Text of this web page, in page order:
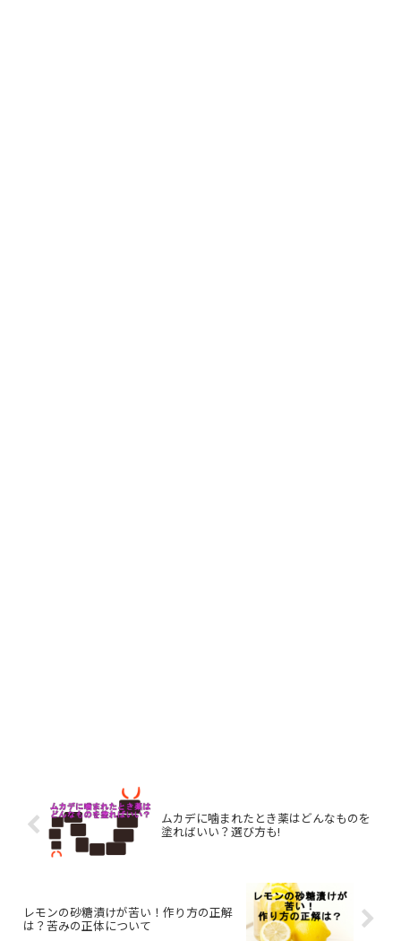
ムカデに噛まれたとき薬はどんなものを
塗ればいい？選び方も!
レモンの砂糖漬けが苦い！作り方の正解
は？苦みの正体について